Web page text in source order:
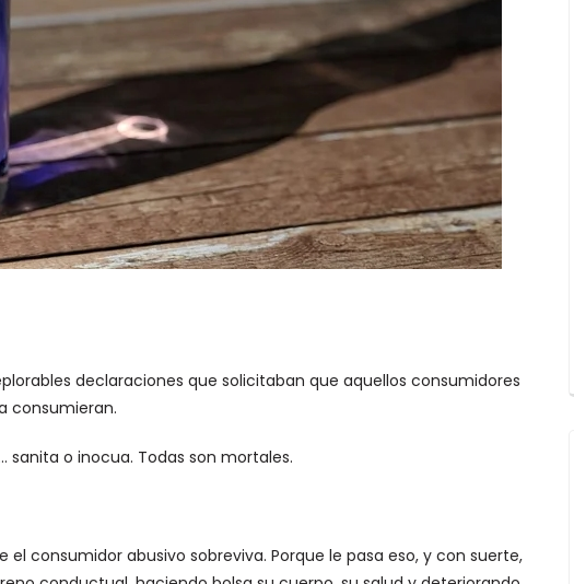
declaraciones que solicitaban que aquellos consumidores
consumieran.
sanita o inocua. Todas son mortales.
el consumidor abusivo sobreviva. Porque le pasa eso, y con suerte,